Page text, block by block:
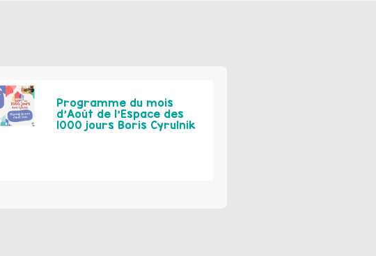
Programme du mois
d’Août de l’Espace des
1000 jours Boris Cyrulnik